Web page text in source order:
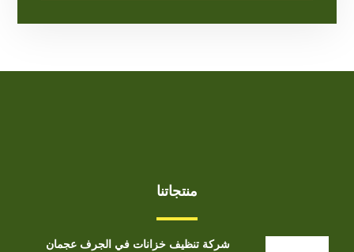
منتجاتنا
شركة تنظيف خزانات في الجرف عجمان